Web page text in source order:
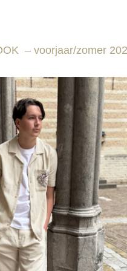
– voorjaar/zomer